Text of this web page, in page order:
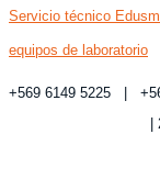
Servicio técnico
equipos de laboratorio
+569 6149 5225 |
|